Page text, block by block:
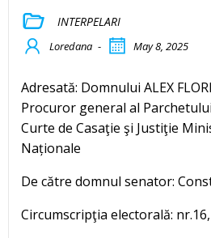
INTERPELARI
Loredana - May 8, 2025
Adresată: Domnului ALEX
Procuror general al
Curte de Casaţie şi Justiţie
Naționale
De către domnul senator:
Circumscripţia electorală: